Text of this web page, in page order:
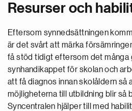
Resurser och
Eftersom synnedsättningen
är det svårt att märka
få stöd tidigt eftersom det många
synhandikappet för skolan och
att få diagnos innan skolåldern så
möjligheterna till utbildning blir så
Syncentralen hjälper till med